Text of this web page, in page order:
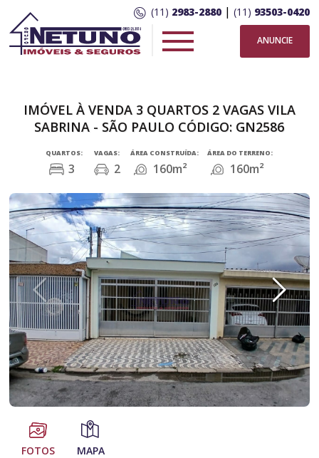
(11) 2983-2880| (11) 93503-0420
ANUNCIE
IMÓVEL À VENDA 3 QUARTOS 2 VAGAS VILA
SABRINA - SÃO PAULO CÓDIGO: GN2586
QUARTOS:
3
VAGAS:
2
ÁREA CONSTRUÍDA:
160m²
ÁREA DO TERRENO:
160m²
FOTOS MAPA